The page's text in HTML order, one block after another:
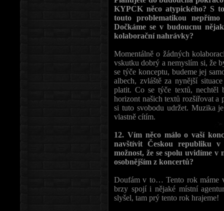
KYPCK něco atypického? S
touto problematikou
Dočkáme se v budoucnu
kolaborační nahrávky?
Momentálně o žádných
vskutku dobrý a nemyslím si, že
se týče konceptu, budeme jej
albech, zvláště za nynější
platit. Co se týče textů, nechtěl
horizont našich textů rozšiřovat a
si tuto svobodu udržet. Muzika
vlastně cítím.
12. Vím něco málo o vaší
navštívit Českou republiku
možnost, že se spolu uvidíme v
osobnějším z koncertů?
Doufám v to… Tento rok máme
brzy spojí i nějaké místní
slyšel, tam prý tento rok hrajeme!